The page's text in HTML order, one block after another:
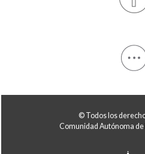
© Todos los
Comunidad Autónoma